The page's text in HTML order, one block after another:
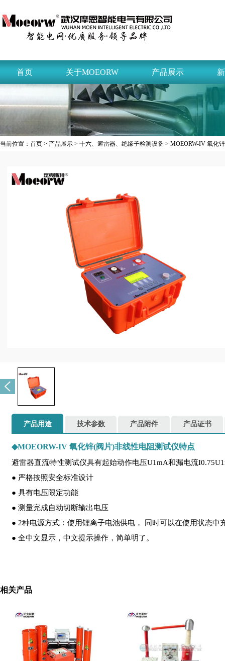
首页 关于MOEORW 产品展示
当前位置： 首页 > 产品展示 > 十六、避雷器、绝缘子检测设备 > MOEORW-IV 氧化
产品用途 技术参数 产品附件 产品证书
◆MOEORW-IV 氧化锌(阀片)非线性电阻测试仪特点
避雷器直流特性测试仪具有起始动作电压U1mA和漏电流
● 严格按照安全标准设计
● 具有电压限定功能
● 测量完成自动切断输出电压
● 2种电源方式：使用锂离子电池供电， 同时可以在使用状态
● 全中文显示，中文提示操作，简单明了。
相关产品